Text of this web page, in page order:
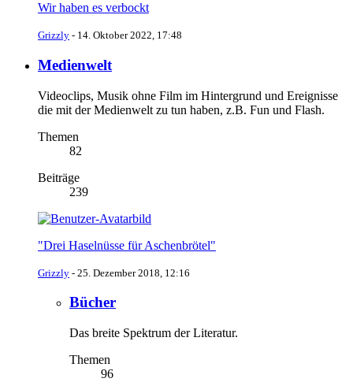
Wir haben es verbockt
Grizzly - 14. Oktober 2022, 17:48
Medienwelt
Videoclips, Musik ohne Film im Hintergrund und Ereignisse
die mit der Medienwelt zu tun haben, z.B. Fun und Flash.
Themen
82
Beiträge
239
"Drei Haselnüsse für Aschenbrötel"
Grizzly - 25. Dezember 2018, 12:16
Bücher
Das breite Spektrum der Literatur.
Themen
96